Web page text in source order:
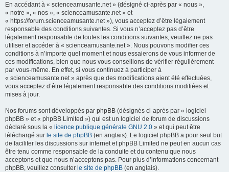
En accédant à « scienceamusante.net » (désigné ci-après par « nous »,
« notre », « nos », « scienceamusante.net » et
« https://forum.scienceamusante.net »), vous acceptez d’être légalement
responsable des conditions suivantes. Si vous n’acceptez pas d’être
légalement responsable de toutes les conditions suivantes, veuillez ne pas
utiliser et accéder à « scienceamusante.net ». Nous pouvons modifier ces
conditions à n’importe quel moment et nous essaierons de vous informer de
ces modifications, bien que nous vous conseillons de vérifier régulièrement
par vous-même. En effet, si vous continuez à participer à
« scienceamusante.net » après que des modifications aient été effectuées,
vous acceptez d’être légalement responsable des conditions modifiées et
mises à jour.
Nos forums sont développés par phpBB (désignés ci-après par « logiciel
phpBB » et « phpBB Limited ») qui est un logiciel de forum de discussions
déclaré sous la « licence publique générale GNU 2.0 » et qui peut être
téléchargé sur le site de phpBB (en anglais). Le logiciel phpBB a pour seul but
de faciliter les discussions sur internet et phpBB Limited ne peut en aucun cas
être tenu comme responsable de la conduite et du contenu que nous
acceptons et que nous n’acceptons pas. Pour plus d’informations concernant
phpBB, veuillez consulter le site de phpBB (en anglais).